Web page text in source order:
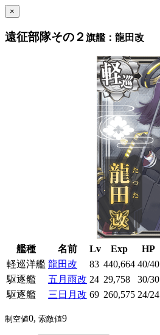
×
遠征部隊その２ 旗艦：龍田改
艦種 名前 Lv Exp HP
軽巡洋艦 龍田改 83 440,664 40/40
駆逐艦
五月雨改 24 29,758 30/30
駆逐艦
三日月改 69 260,575 24/24
制空値0, 索敵値9